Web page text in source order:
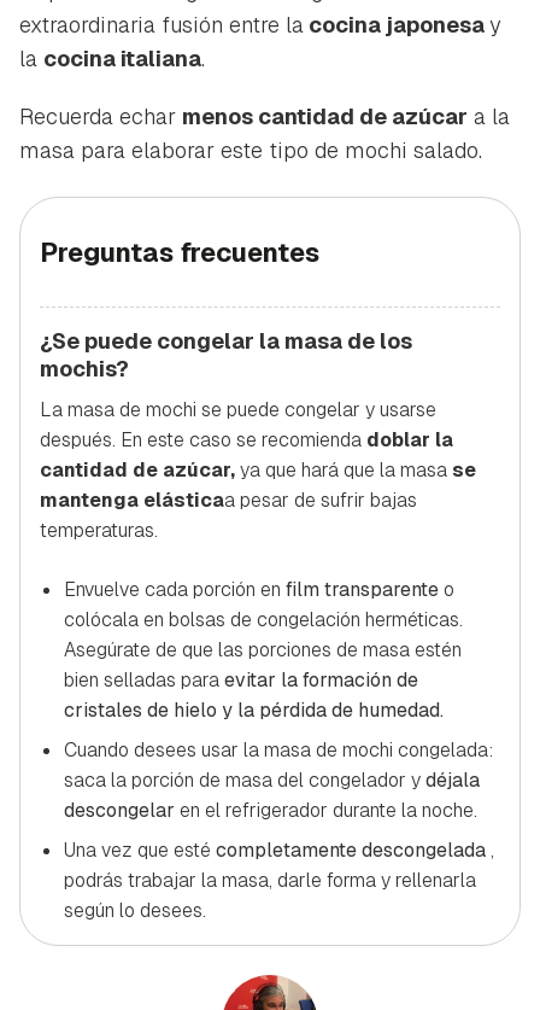
extraordinaria fusión entre la cocina japonesay
la cocina italiana.
Recuerda echar menos cantidad de azúcar a la
masa para elaborar este tipo de mochi salado.
Preguntas frecuentes
¿Se puede congelar la masa de los
mochis?
La masa de mochi se puede congelar y usarse
después. En este caso se recomienda doblar la
cantidad de azúcar,ya que hará que la masa se
mantenga elásticaa pesar de sufrir bajas
temperaturas.
Envuelve cada porción en film transparenteo
colócala en bolsas de congelación herméticas.
Asegúrate de que las porciones de masa estén
bien selladas paraevitar la formación de
cristales de hielo y la pérdida de humedad.
Cuando desees usar la masa de mochi congelada:
saca la porción de masa del congelador ydéjala
descongelar en el refrigerador durante la noche.
Una vez que esté completamente descongelada,
podrás trabajar la masa, darle forma y rellenarla
según lo desees.